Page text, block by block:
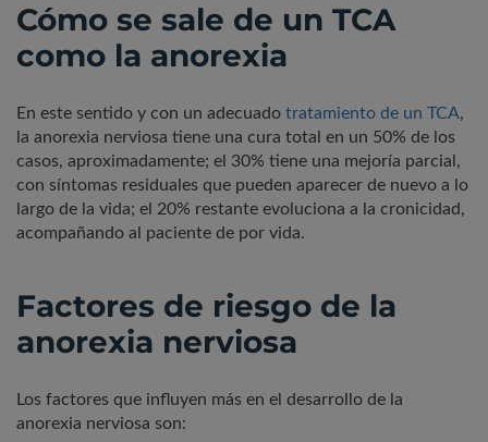
Cómo se sale de un TCA
como la anorexia
En este sentido y con un adecuado tratamiento de un TCA,
la anorexia nerviosa tiene una cura total en un 50% de los
casos, aproximadamente; el 30% tiene una mejoría parcial,
con síntomas residuales que pueden aparecer de nuevo a lo
largo de la vida; el 20% restante evoluciona a la cronicidad,
acompañando al paciente de por vida.
Factores de riesgo de la
anorexia nerviosa
Los factores que influyen más en el desarrollo de la
anorexia nerviosa son: